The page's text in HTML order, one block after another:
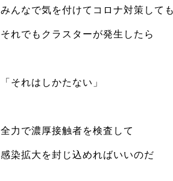
みんなで気を付けてコロナ対策しても
それでもクラスターが発生したら
「それはしかたない」
全力で濃厚接触者を検査して
感染拡大を封じ込めればいいのだ